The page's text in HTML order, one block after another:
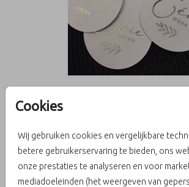
Cookies
Wij gebruiken cookies en vergelijkbare
betere gebruikerservaring te bieden, ons
onze prestaties te analyseren en voor
mediadoeleinden (het weergeven van
baby-moment-